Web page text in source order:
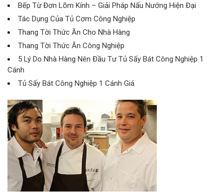
Bếp Từ Đơn Lõm Kính – Giải Pháp Nấu Nướng Hiện Đại
Tác Dụng Của Tủ Cơm Công Nghiệp
Thang Tời Thức Ăn Cho Nhà Hàng
Thang Tời Thức Ăn Công Nghiệp
5 Lý Do Nhà Hàng Nên Đầu Tư Tủ Sấy Bát Công Nghiệp 1
Cánh
Tủ Sấy Bát Công Nghiệp 1 Cánh Giá